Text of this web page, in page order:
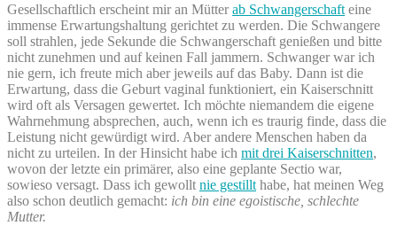
Gesellschaftlich erscheint mir an Mütterab Schwangerschaft eine
immense Erwartungshaltung gerichtet zu werden. Die Schwangere
soll strahlen, jede Sekunde die Schwangerschaft genießen und bitte
nicht zunehmen und auf keinen Fall jammern. Schwanger war ich
nie gern, ich freute mich aber jeweils auf das Baby. Dann ist die
Erwartung, dass die Geburt vaginal funktioniert, ein Kaiserschnitt
wird oft als Versagen gewertet. Ich möchte niemandem die eigene
Wahrnehmung absprechen, auch, wenn ich es traurig finde, dass die
Leistung nicht gewürdigt wird. Aber andere Menschen haben da
nicht zu urteilen. In der Hinsicht habe ich mit drei Kaiserschnitten,
wovon der letzte ein primärer, also eine geplante Sectio war,
sowieso versagt. Dass ich gewollt nie gestillt habe, hat meinen Weg
also schon deutlich gemacht: ich bin eine egoistische, schlechte
Mutter.